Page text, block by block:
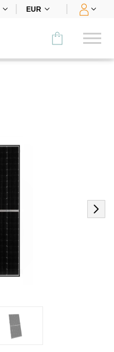
EUR